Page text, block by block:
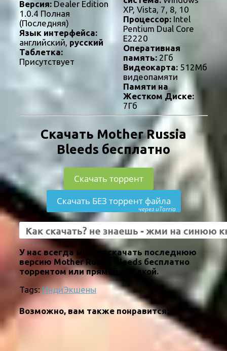
Версия: Dealer Edition
1.0.4 Полная
(Последняя)
Язык интерфейса:
английский, русский
Таблетка:
Присутствует
XP, Vista, 7, 8, 10
Процессор:Intel
Pentium Dual Core
E2220
Оперативная
память:2Гб
Видеокарта:512Мб
видеопамяти
Памяти на
Жестком Диске:
7Гб
Скачать Mother Russia
Bleeds бесплатно
Скачать торрент
Скачать БЕЗ торрент файла
через uTorria
У нас всегда можно скачать последнюю
версию Mother Russia Bleeds бесплатно
торрентом или прямой ссылкой.
Tags: ИндиЭкшены
Возможно, вам также понравится: